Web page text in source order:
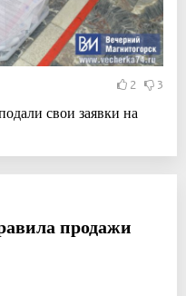
2 3
свои заявки на
продажи